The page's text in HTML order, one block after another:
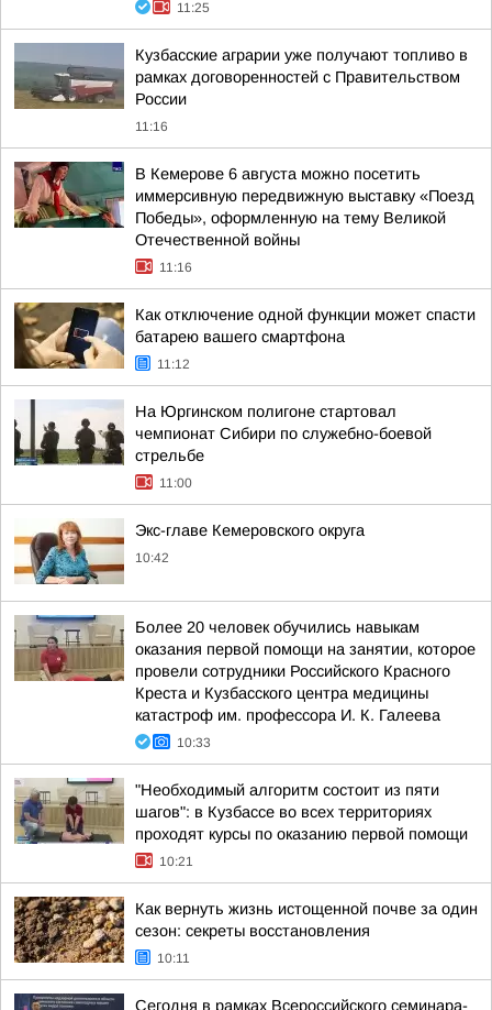
11:25
Кузбасские аграрии уже получают топливо в
рамках договоренностей с Правительством
России
11:16
В Кемерове 6 августа можно посетить
иммерсивную передвижную выставку «Поезд
Победы», оформленную на тему Великой
Отечественной войны
11:16
Как отключение одной функции может спасти
батарею вашего смартфона
11:12
На Юргинском полигоне стартовал
чемпионат Сибири по служебно-боевой
стрельбе
11:00
Экс-главе Кемеровского округа
10:42
Более 20 человек обучились навыкам
оказания первой помощи на занятии, которое
провели сотрудники Российского Красного
Креста и Кузбасского центра медицины
катастроф им. профессора И. К. Галеева
10:33
"Необходимый алгоритм состоит из пяти
шагов": в Кузбассе во всех территориях
проходят курсы по оказанию первой помощи
10:21
Как вернуть жизнь истощенной почве за один
сезон: секреты восстановления
10:11
Сегодня в рамках Всероссийского семинара-